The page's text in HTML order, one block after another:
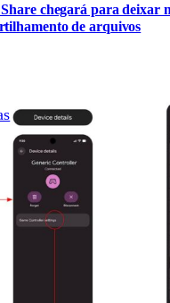
chegará para deixar
de arquivos